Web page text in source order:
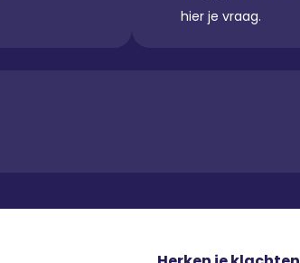
hier je vraag.